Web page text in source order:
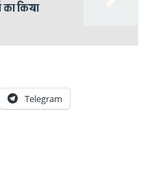
का किया
Telegram